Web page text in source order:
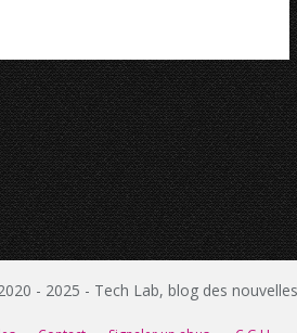
- 2025 - Tech Lab, blog des